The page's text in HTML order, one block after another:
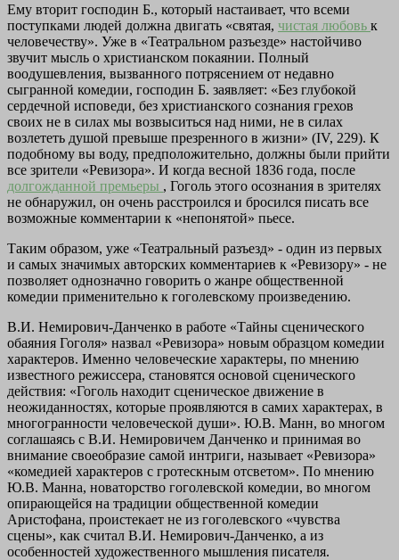
Ему вторит господин Б., который настаивает, что всеми
поступками людей должна двигать «святая, чистая любовь к
человечеству». Уже в «Театральном разъезде» настойчиво
звучит мысль о христианском покаянии. Полный
воодушевления, вызванного потрясением от недавно
сыгранной комедии, господин Б. заявляет: «Без глубокой
сердечной исповеди, без христианского сознания грехов
своих не в силах мы возвыситься над ними, не в силах
возлететь душой превыше презренного в жизни» (IV, 229). К
подобному вы воду, предположительно, должны были прийти
все зрители «Ревизора». И когда весной 1836 года, после
долгожданной премьеры , Гоголь этого осознания в зрителях
не обнаружил, он очень расстроился и бросился писать все
возможные комментарии к «непонятой» пьесе.
Таким образом, уже «Театральный разъезд» - один из первых
и самых значимых авторских комментариев к «Ревизору» - не
позволяет однозначно говорить о жанре общественной
комедии применительно к гоголевскому произведению.
В.И. Немирович-Данченко в работе «Тайны сценического
обаяния Гоголя» назвал «Ревизора» новым образцом комедии
характеров. Именно человеческие характеры, по мнению
известного режиссера, становятся основой сценического
действия: «Гоголь находит сценическое движение в
неожиданностях, которые проявляются в самих характерах, в
многогранности человеческой души». Ю.В. Манн, во многом
соглашаясь с В.И. Немировичем Данченко и принимая во
внимание своеобразие самой интриги, называет «Ревизора»
«комедией характеров с гротескным отсветом». По мнению
Ю.В. Манна, новаторство гоголевской комедии, во многом
опирающейся на традиции общественной комедии
Аристофана, проистекает не из гоголевского «чувства
сцены», как считал В.И. Немирович-Данченко, а из
особенностей художественного мышления писателя.